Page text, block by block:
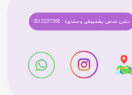
تلفن تماس پشتیبانی و مشاوره : 09123207268